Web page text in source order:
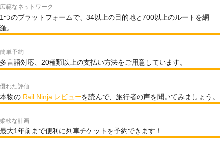
広範なネットワーク
1つのプラットフォームで、34以上の目的地と700以上のルートを網
羅。
簡単予約
多言語対応、20種類以上の支払い方法をご用意しています。
優れた評価
本物の Rail Ninja レビューを読んで、旅行者の声を聞いてみましょう。
柔軟な計画
最大1年前まで便利に列車チケットを予約できます！